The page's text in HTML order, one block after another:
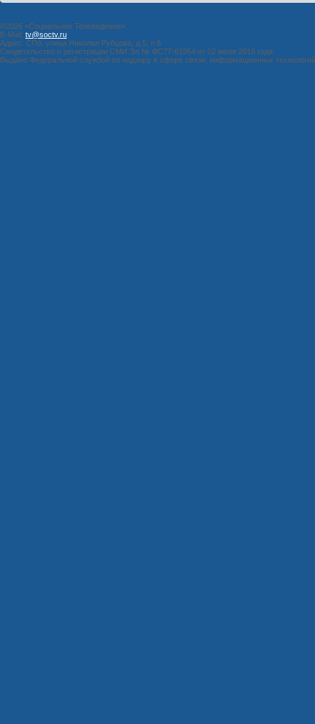
©2026 «Социальное Телевидение».
E-Mail: tv@soctv.ru
Адрес: СПб, улица Николая Рубцова, д.5, п.8
Свидетельство о регистрации СМИ Эл № ФС77-61954 от 02 июля 2015 года
Выдано Федеральной службой по надзору в сфере связи, информационных